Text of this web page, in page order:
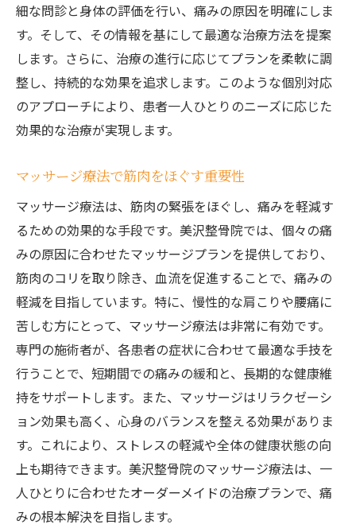
マッサージ技術の進化とその効果
鍼灸治療の具体的な手順
マッサージ療法とリラクゼーション
鍼灸とマッサージの統合治療例
患者の反応と治療のフィードバック
治療効果を持続させるための方法
長期的な痛み治療のアプローチ
治療後のメンテナンスとサポート
美沢整骨院のフォローアップ体制
痛みの再発防止策
持続的な治療効果を実現するためのヒント
細な問診と身体の評価を行い、痛みの原因を明確にしま
す。そして、その情報を基にして最適な治療方法を提案
します。さらに、治療の進行に応じてプランを柔軟に調
整し、持続的な効果を追求します。このような個別対応
のアプローチにより、患者一人ひとりのニーズに応じた
効果的な治療が実現します。
マッサージ療法で筋肉をほぐす重要性
マッサージ療法は、筋肉の緊張をほぐし、痛みを軽減す
るための効果的な手段です。美沢整骨院では、個々の痛
みの原因に合わせたマッサージプランを提供しており、
筋肉のコリを取り除き、血流を促進することで、痛みの
軽減を目指しています。特に、慢性的な肩こりや腰痛に
苦しむ方にとって、マッサージ療法は非常に有効です。
専門の施術者が、各患者の症状に合わせて最適な手技を
行うことで、短期間での痛みの緩和と、長期的な健康維
持をサポートします。また、マッサージはリラクゼーシ
ョン効果も高く、心身のバランスを整える効果がありま
す。これにより、ストレスの軽減や全体の健康状態の向
上も期待できます。美沢整骨院のマッサージ療法は、一
人ひとりに合わせたオーダーメイドの治療プランで、痛
みの根本解決を目指します。